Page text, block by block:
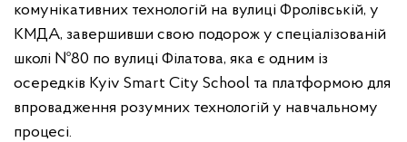
комунікативних технологій на вулиці Фролівській, у
КМДА, завершивши свою подорож у спеціалізованій
школі №80 по вулиці Філатова, яка є одним із
осередків Kyiv Smart City School та платформою для
впровадження розумних технологій у навчальному
процесі.